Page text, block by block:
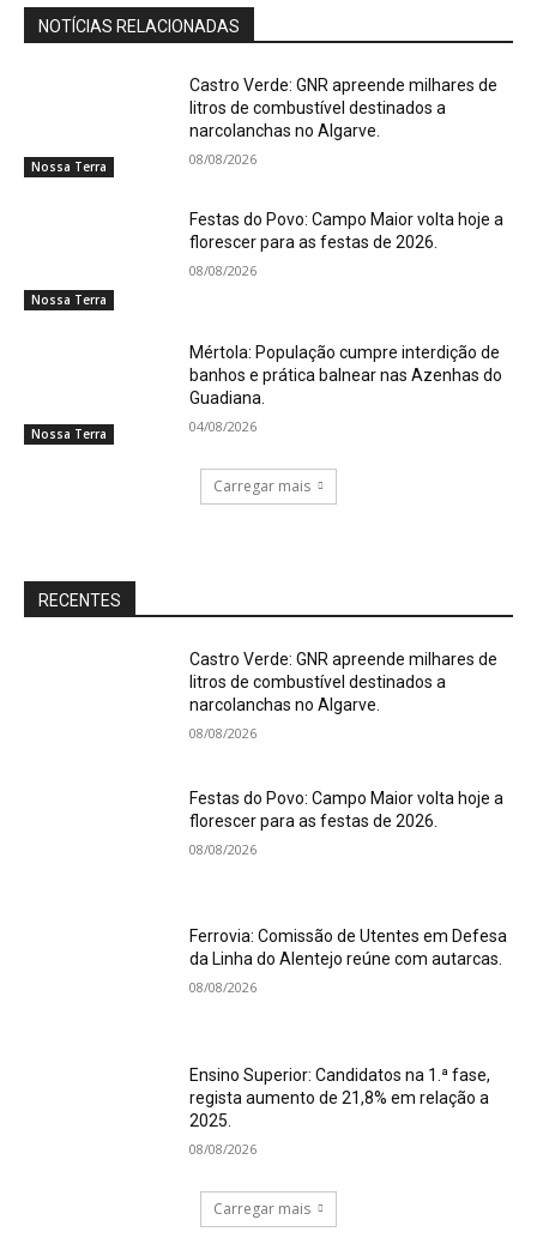
NOTÍCIAS RELACIONADAS
Nossa Terra
Castro Verde: GNR apreende milhares de
litros de combustível destinados a
narcolanchas no Algarve.
08/08/2026
Nossa Terra
Festas do Povo: Campo Maior volta hoje a
florescer para as festas de 2026.
08/08/2026
Nossa Terra
Mértola: População cumpre interdição de
banhos e prática balnear nas Azenhas do
Guadiana.
04/08/2026
Carregar mais
RECENTES
Castro Verde: GNR apreende milhares de
litros de combustível destinados a
narcolanchas no Algarve.
08/08/2026
Festas do Povo: Campo Maior volta hoje a
florescer para as festas de 2026.
08/08/2026
Ferrovia: Comissão de Utentes em Defesa
da Linha do Alentejo reúne com autarcas.
08/08/2026
Ensino Superior: Candidatos na 1.ª fase,
regista aumento de 21,8% em relação a
2025.
08/08/2026
Carregar mais